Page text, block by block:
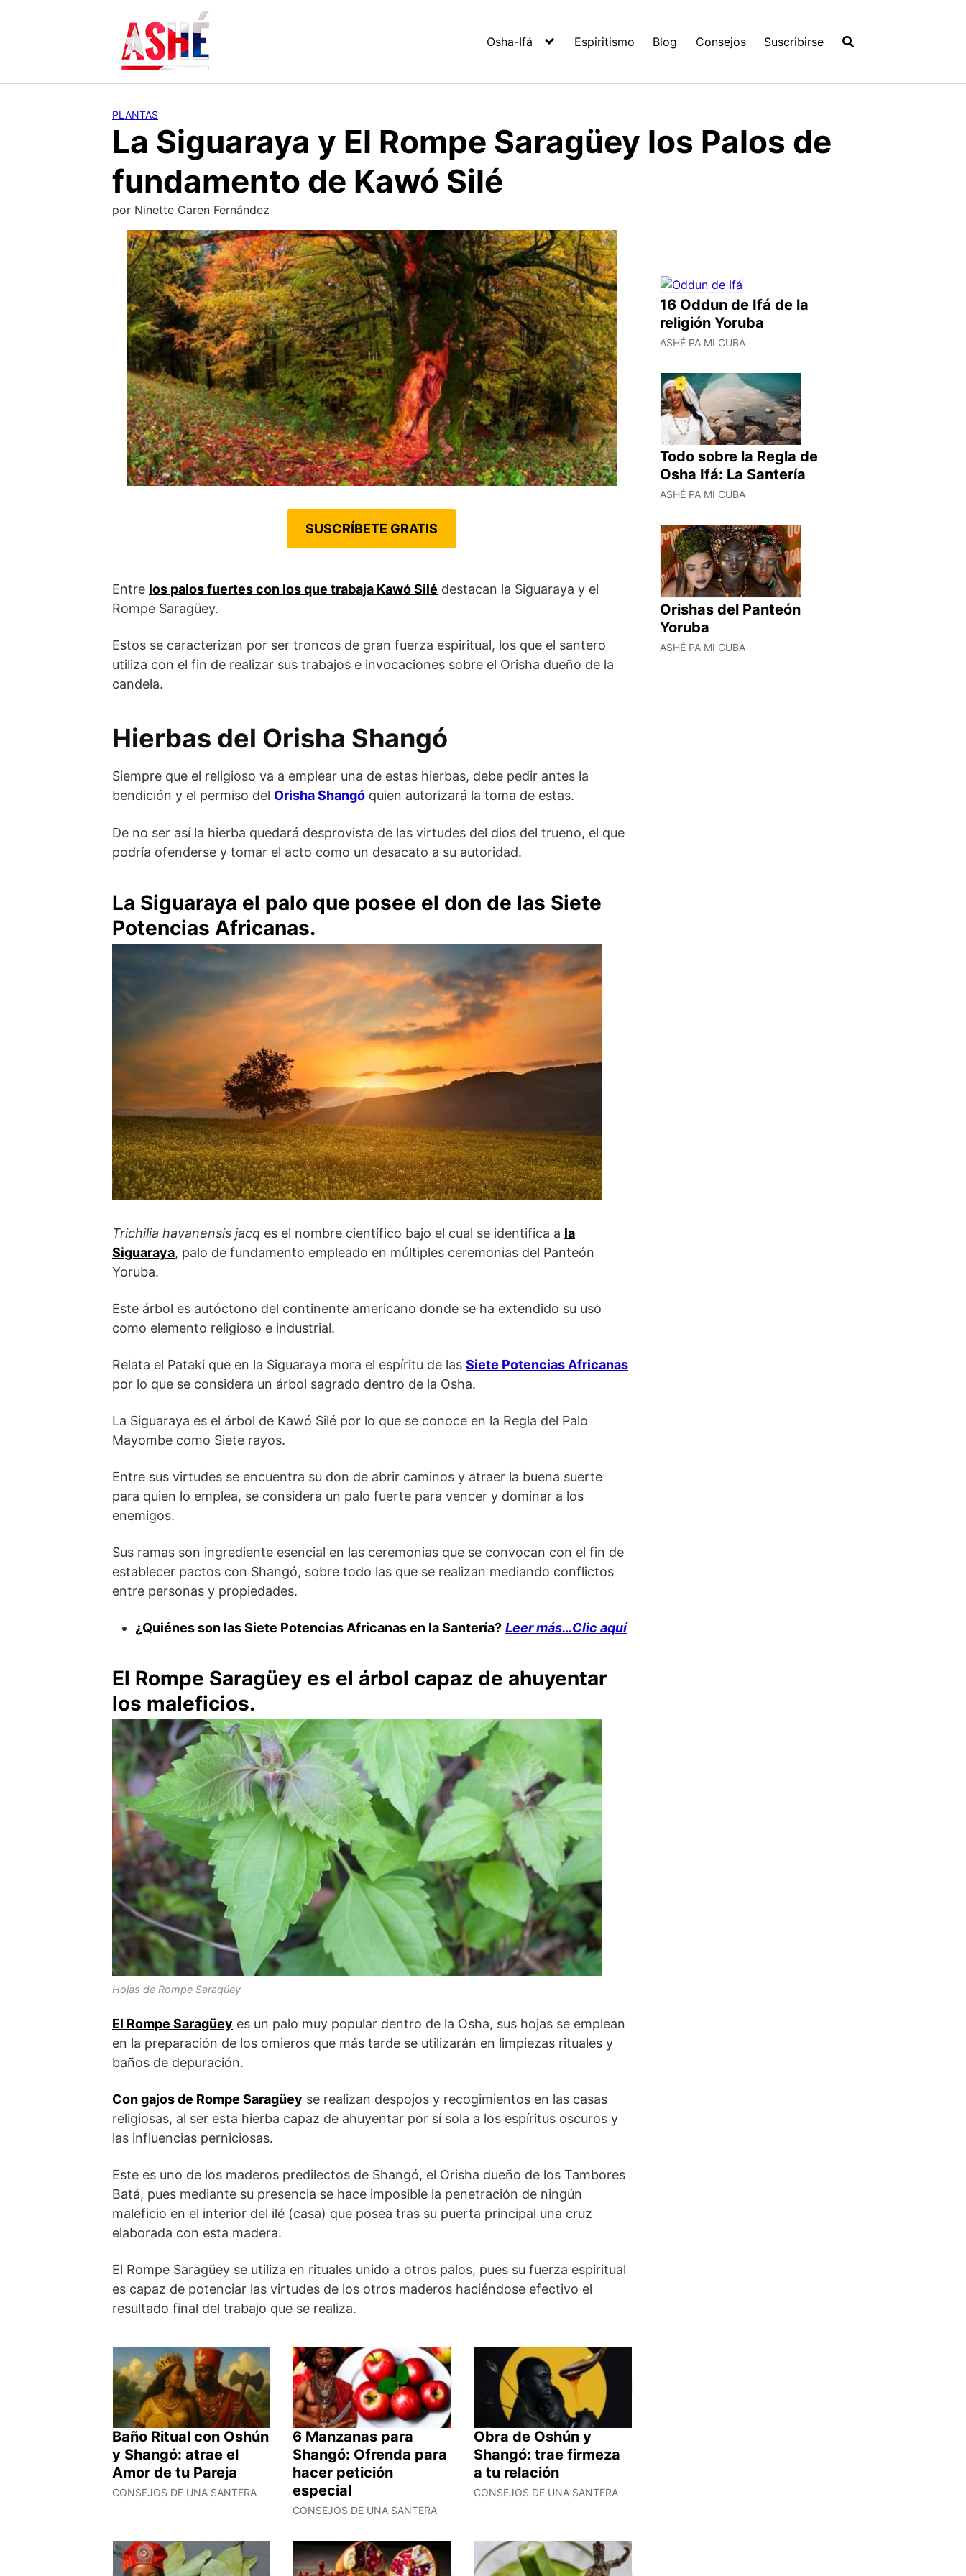
Osha-Ifá Espiritismo Blog Consejos Suscribirse
PLANTAS
La Siguaraya y El Rompe Saragüey los Palos de
fundamento de Kawó Silé
por Ninette Caren Fernández
SUSCRÍBETE GRATIS
Entre los palos fuertes con los que trabaja Kawó Silé destacan la Siguaraya y el
Rompe Saragüey.
Estos se caracterizan por ser troncos de gran fuerza espiritual, los que el santero
utiliza con el fin de realizar sus trabajos e invocaciones sobre el Orisha dueño de la
candela.
Hierbas del Orisha Shangó
Siempre que el religioso va a emplear una de estas hierbas, debe pedir antes la
bendición y el permiso del Orisha Shangó quien autorizará la toma de estas.
De no ser así la hierba quedará desprovista de las virtudes del dios del trueno, el que
podría ofenderse y tomar el acto como un desacato a su autoridad.
La Siguaraya el palo que posee el don de las Siete
Potencias Africanas.
Trichilia havanensis jacq es el nombre científico bajo el cual se identifica a la
Siguaraya, palo de fundamento empleado en múltiples ceremonias del Panteón
Yoruba.
Este árbol es autóctono del continente americano donde se ha extendido su uso
como elemento religioso e industrial.
Relata el Pataki que en la Siguaraya mora el espíritu de las Siete Potencias Africanas
por lo que se considera un árbol sagrado dentro de la Osha.
La Siguaraya es el árbol de Kawó Silé por lo que se conoce en la Regla del Palo
Mayombe como Siete rayos.
Entre sus virtudes se encuentra su don de abrir caminos y atraer la buena suerte
para quien lo emplea, se considera un palo fuerte para vencer y dominar a los
enemigos.
Sus ramas son ingrediente esencial en las ceremonias que se convocan con el fin de
establecer pactos con Shangó, sobre todo las que se realizan mediando conflictos
entre personas y propiedades.
¿Quiénes son las Siete Potencias Africanas en la Santería? Leer más…Clic aquí
El Rompe Saragüey es el árbol capaz de ahuyentar
los maleficios.
Hojas de Rompe Saragüey
El Rompe Saragüey es un palo muy popular dentro de la Osha, sus hojas se emplean
en la preparación de los omieros que más tarde se utilizarán en limpiezas rituales y
baños de depuración.
Con gajos de Rompe Saragüey se realizan despojos y recogimientos en las casas
religiosas, al ser esta hierba capaz de ahuyentar por sí sola a los espíritus oscuros y
las influencias perniciosas.
Este es uno de los maderos predilectos de Shangó, el Orisha dueño de los Tambores
Batá, pues mediante su presencia se hace imposible la penetración de ningún
maleficio en el interior del ilé (casa) que posea tras su puerta principal una cruz
elaborada con esta madera.
El Rompe Saragüey se utiliza en rituales unido a otros palos, pues su fuerza espiritual
es capaz de potenciar las virtudes de los otros maderos haciéndose efectivo el
resultado final del trabajo que se realiza.
Baño Ritual con Oshún
y Shangó: atrae el
Amor de tu Pareja
CONSEJOS DE UNA SANTERA
6 Manzanas para
Shangó: Ofrenda para
hacer petición
especial
CONSEJOS DE UNA SANTERA
Obra de Oshún y
Shangó: trae firmeza
a tu relación
CONSEJOS DE UNA SANTERA
16 Oddun de Ifá de la
religión Yoruba
ASHÉ PA MI CUBA
Todo sobre la Regla de
Osha Ifá: La Santería
ASHÉ PA MI CUBA
Orishas del Panteón
Yoruba
ASHÉ PA MI CUBA